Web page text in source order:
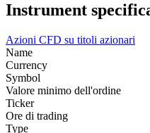
Instrument
Azioni CFD su titoli azionari
Name
Currency
Symbol
Valore minimo dell'ordine
Ticker
Ore di trading
Type